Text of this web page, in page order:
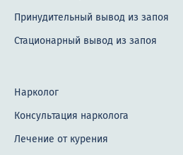
Принудительный вывод из запоя
Стационарный вывод из запоя
Нарколог
Консультация нарколога
Лечение от курения